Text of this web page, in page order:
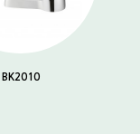
BK2010